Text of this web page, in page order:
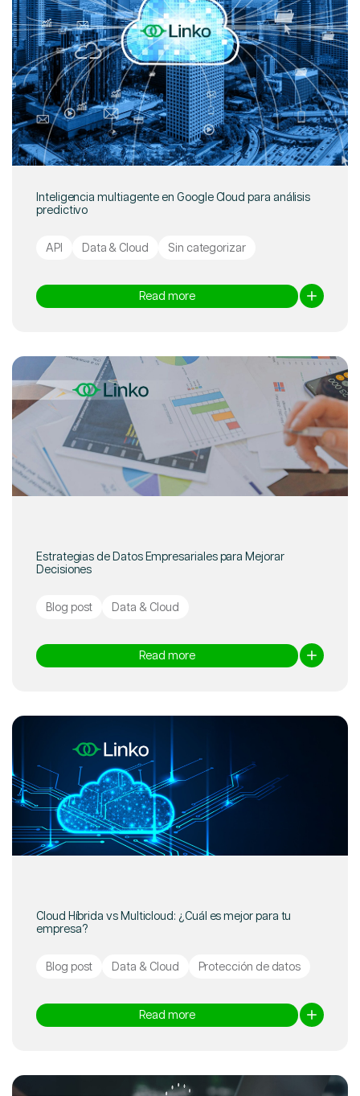
Inteligencia multiagente en Google Cloud para análisis
predictivo
API Data & Cloud Sin categorizar
Read more
Estrategias de Datos Empresariales para Mejorar
Decisiones
Blog post Data & Cloud
Read more
Cloud Híbrida vs Multicloud: ¿Cuál es mejor para tu
empresa?
Blog post Data & Cloud Protección de datos
Read more